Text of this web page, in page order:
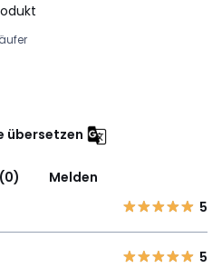
übersetzen
Melden
5
5